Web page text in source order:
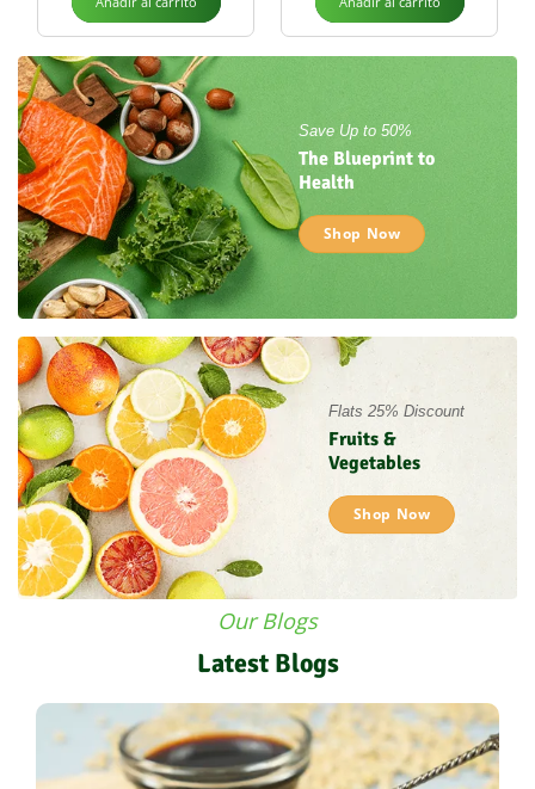
Save Up to 50%
The Blueprint to
Health
Shop Now
Flats 25% Discount
Fruits &
Vegetables
Shop Now
Our Blogs
Latest Blogs